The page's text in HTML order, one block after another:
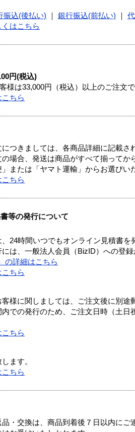
振込(後払い) 銀行振込(前払い)
はこちら
円(税込)
様は33,000円（税込）以上のご注文で
ちら
つきましては、各商品詳細に記載さ
場合、発送は商品がすべて揃ってか
または「ヤマト運輸」からお選びい
ちら
等の発行について
24時間いつでもオンライン見積書を
は、一般法人会員（BizID）への登録
の詳細はこちら
ちら
様に関しましては、ご注文後に別途
での発行のため、ご注文日時（土
ちら
ます。
ちら
・交換は、商品到着後７日以内に